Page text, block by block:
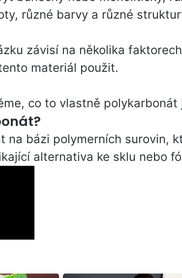
různé barvy a různé
závisí na několika
materiál použit.
co to vlastně polykarbonát
na bázi polymerních surovin,
alternativa ke sklu nebo